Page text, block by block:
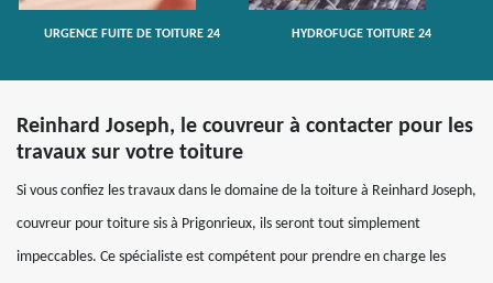
URGENCE FUITE DE TOITURE 24 HYDROFUGE TOITURE 24
Reinhard Joseph, le couvreur à contacter pour les
travaux sur votre toiture
Si vous confiez les travaux dans le domaine de la toiture à Reinhard Joseph,
couvreur pour toiture sis à Prigonrieux, ils seront tout simplement
impeccables. Ce spécialiste est compétent pour prendre en charge les